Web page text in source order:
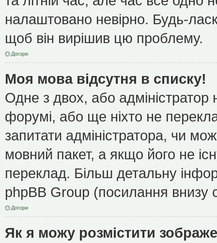
налаштовано невірно. Будь-
щоб він вирішив цю проблему.
Догори
Моя мова відсутня в списку!
Одне з двох, або
форумі, або ще ніхто не
запитати адміністратора, чи
мовний пакет, а якщо його не
переклад. Більш детальну
phpBB Group (посилання внизу
Догори
Як я можу розмістити